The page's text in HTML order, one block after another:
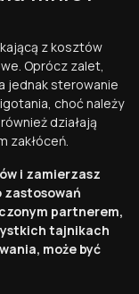
z kosztów
Oprócz zalet,
jednak sterowanie
choć należy
działają
zakłóceń.
i zamierzasz
zastosowań
partnerem,
tajnikach
może być